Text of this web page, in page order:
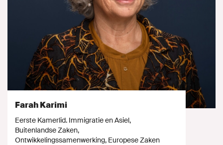
Farah Karimi
Eerste Kamerlid. Immigratie en Asiel,
Buitenlandse Zaken,
Ontwikkelingssamenwerking, Europese Zaken